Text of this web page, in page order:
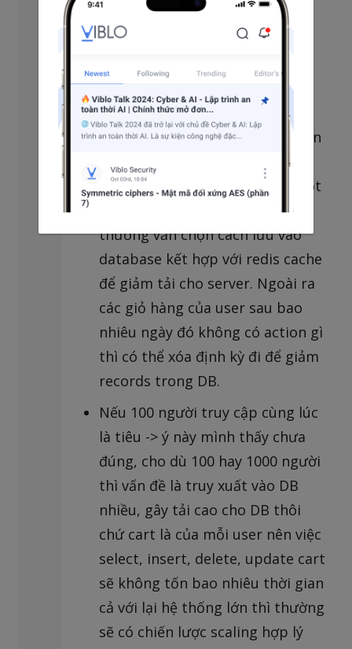
trên Redis.
Nếu muốn keep dữ liệu lâu dài
thì sẽ chọn cách lưu luôn vào
Database, phục vụ cho việc phân
tích, truy xuất dễ dàng sau này
chẳng hạn, mình có làm qua một
số dự án về ecommerce thì
thường vẫn chọn cách lưu vào
database kết hợp với redis cache
để giảm tải cho server. Ngoài ra
các giỏ hàng của user sau bao
nhiêu ngày đó không có action gì
thì có thể xóa định kỳ đi để giảm
records trong DB.
Nếu 100 người truy cập cùng lúc
là tiêu -> ý này mình thấy chưa
đúng, cho dù 100 hay 1000 người
thì vấn đề là truy xuất vào DB
nhiều, gây tải cao cho DB thôi
chứ cart là của mỗi user nên việc
select, insert, delete, update cart
sẽ không tốn bao nhiêu thời gian
cả với lại hệ thống lớn thì thường
sẽ có chiến lược scaling hợp lý